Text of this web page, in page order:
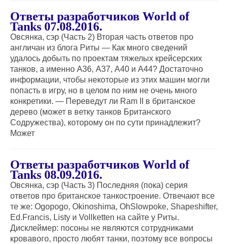
Ответы разработчиков World of
Tanks 07.08.2016.
Овсянка, сэр (Часть 2) Вторая часть ответов про
англичан из блога Риты — Как много сведений
удалось добыть по проектам тяжелых крейсерских
танков, а именно А36, А37, А40 и А44? Достаточно
информации, чтобы некоторые из этих машин могли
попасть в игру, но в целом по ним не очень много
конкретики. — Переведут ли Ram II в британское
дерево (может в ветку танков Британского
Содружества), которому он по сути принадлежит?
Может
Ответы разработчиков World of
Tanks 08.09.2016.
Овсянка, сэр (Часть 3) Последняя (пока) серия
ответов про британское танкостроение. Отвечают все
те же: Ogopogo, Okinoshima, OhSlowpoke, Shapeshifter,
Ed.Francis, Listy и Vollketten на сайте у Риты.
Дисклеймер: посоны не являются сотрудниками
кровавого, просто любят танки, поэтому все вопросы